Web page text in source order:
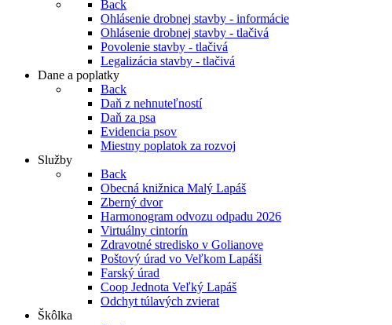
Back
Ohlásenie drobnej stavby - informácie
Ohlásenie drobnej stavby - tlačivá
Povolenie stavby - tlačivá
Legalizácia stavby - tlačivá
Dane a poplatky
Back
Daň z nehnuteľností
Daň za psa
Evidencia psov
Miestny poplatok za rozvoj
Služby
Back
Obecná knižnica Malý Lapáš
Zberný dvor
Harmonogram odvozu odpadu 2026
Virtuálny cintorín
Zdravotné stredisko v Golianove
Poštový úrad vo Veľkom Lapáši
Farský úrad
Coop Jednota Veľký Lapáš
Odchyt túlavých zvierat
Škôlka